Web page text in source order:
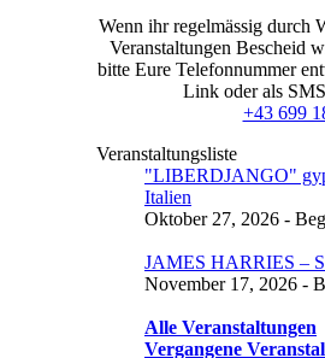
Wenn ihr regelmässig durch
Veranstaltungen Bescheid
bitte Eure Telefonnummer
Link oder als
+43 699
Veranstaltungsliste
"LIBERDJANGO"
Italien
Oktober 27, 2026 -
JAMES HARRIES –
November 17, 2026 -
Alle Veranstaltungen
Vergangene